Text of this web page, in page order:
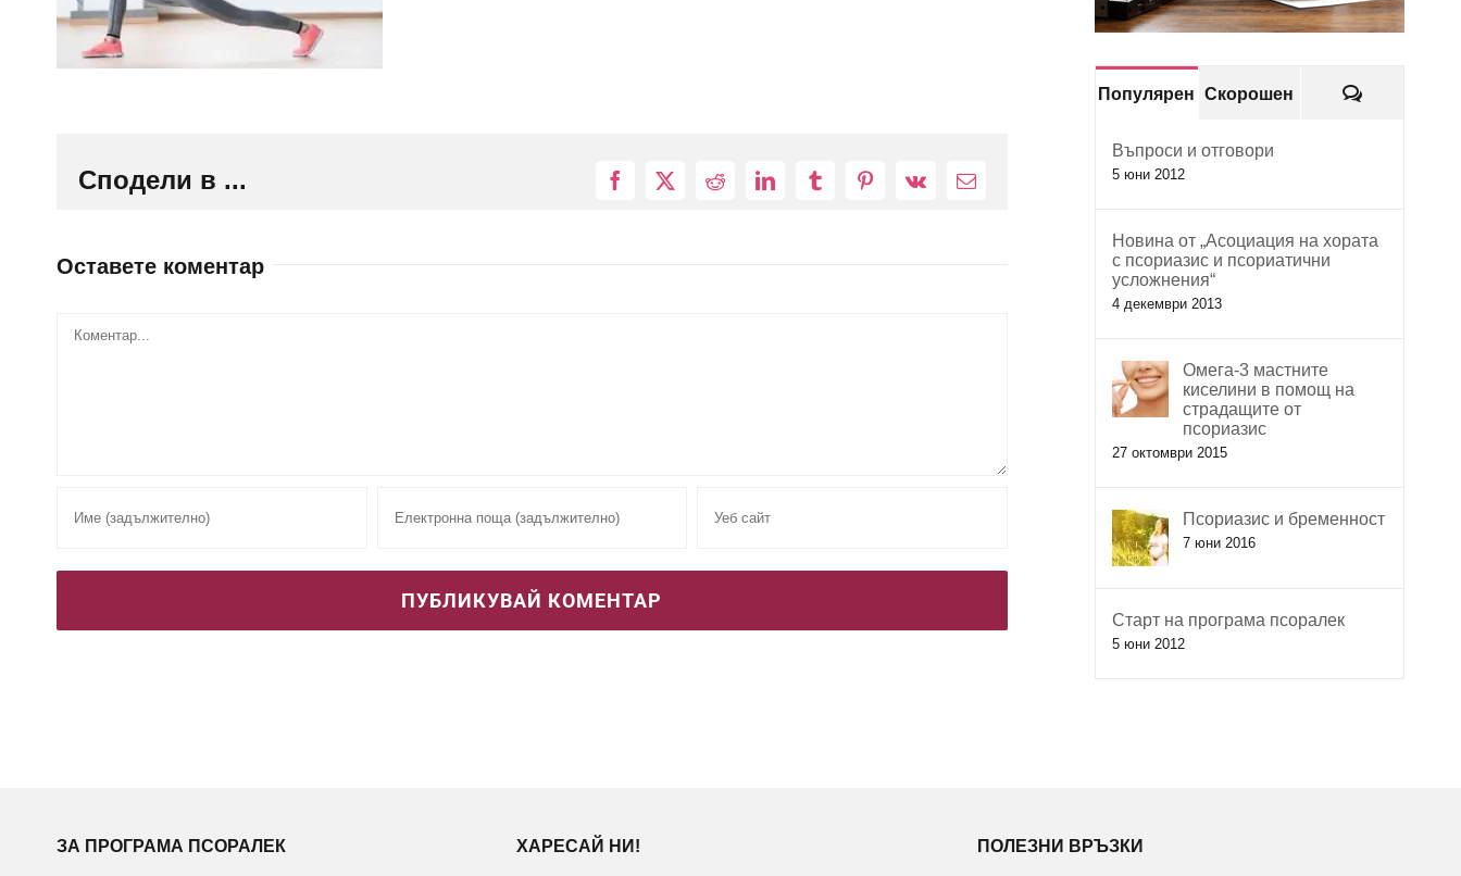
Сподели в ... Facebook
X RedditLinkedInTumblrPinterest
Vk
Електронна
Оставете коментар
Популярен Скорошен Коментари
Въпроси и отговори
5 юни 2012
Новина от „Асоциация на хората
с псориазис и псориатични
усложнения“
4 декември 2013
Омега-3 мастните
киселини в помощ на
страдащите от
псориазис
27 октомври 2015
Псориазис и бременност
7 юни 2016
Старт на програма псоралек
5 юни 2012
ЗА ПРОГРАМА ПСОРАЛЕК ХАРЕСАЙ НИ! ПОЛЕЗНИ ВРЪЗКИ